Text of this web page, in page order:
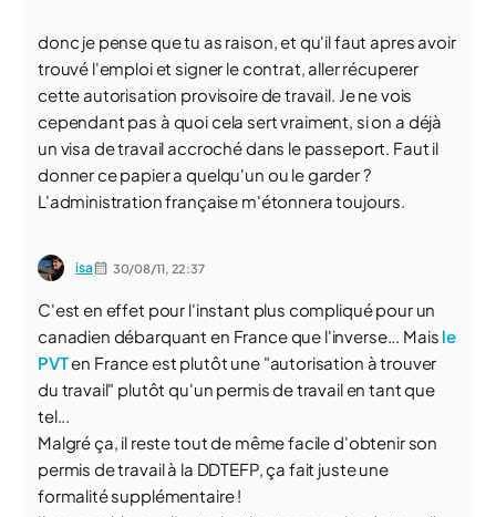
donc je pense que tu as raison, et qu'il faut apres avoir
trouvé l'emploi et signer le contrat, aller récuperer
cette autorisation provisoire de travail. Je ne vois
cependant pas à quoi cela sert vraiment, si on a déjà
un visa de travail accroché dans le passeport. Faut il
donner ce papier a quelqu'un ou le garder ?
L'administration française m'étonnera toujours.
isa 30/08/11, 22:37
C'est en effet pour l'instant plus compliqué pour un
canadien débarquant en France que l'inverse... Mais le
PVTen France est plutôt une "autorisation à trouver
du travail" plutôt qu'un permis de travail en tant que
tel...
Malgré ça, il reste tout de même facile d'obtenir son
permis de travail à la DDTEFP, ça fait juste une
formalité supplémentaire !